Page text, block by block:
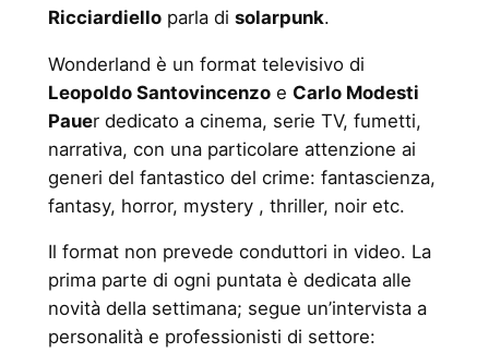
Ricciardielloparla di solarpunk.
Wonderland è un format televisivo di
Leopoldo Santovincenzoe Carlo Modesti
Pauer dedicato a cinema, serie TV, fumetti,
narrativa, con una particolare attenzione ai
generi del fantastico del crime: fantascienza,
fantasy, horror, mystery , thriller, noir etc.
Il format non prevede conduttori in video. La
prima parte di ogni puntata è dedicata alle
novità della settimana; segue un’intervista a
personalità e professionisti di settore: